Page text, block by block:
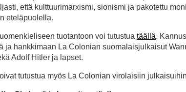
että kulttuurimarxismi, sionismi ja pakotettu
eteläpuolella.
tuotantoon voi tutustua täällä.
ja hankkimaan La Colonian suomalaisjulkaisut
Adolf Hitler ja lapset.
tutustua myös La Colonian virolaisiin